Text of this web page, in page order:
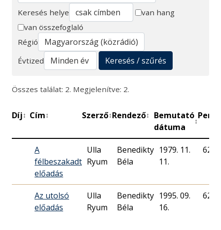
Keresés
Keresés helye
van hang
van összefoglaló
Régió
Évtized
Keresés / szűrés
Összes találat: 2. Megjelenítve: 2.
Díj↕ Cím↕ Szerző↕Rendező↕
Bemutató
dátuma
↕
Perc
A
félbeszakadt
előadás
Ulla
Ryum
Benedikty
Béla
1979. 11.
11.
62
Az utolsó
előadás
Ulla
Ryum
Benedikty
Béla
1995. 09.
16.
62